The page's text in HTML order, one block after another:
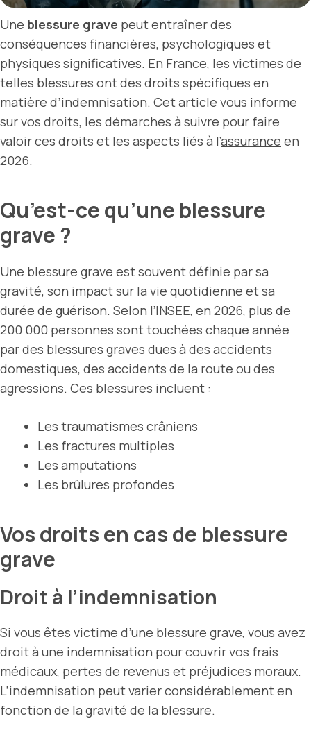
Une blessure grave peut entraîner des
conséquences financières, psychologiques et
physiques significatives. En France, les victimes de
telles blessures ont des droits spécifiques en
matière d’indemnisation. Cet article vous informe
sur vos droits, les démarches à suivre pour faire
valoir ces droits et les aspects liés à l’assurance en
2026.
Qu’est-ce qu’une blessure
grave ?
Une blessure grave est souvent définie par sa
gravité, son impact sur la vie quotidienne et sa
durée de guérison. Selon l’INSEE, en 2026, plus de
200 000 personnes sont touchées chaque année
par des blessures graves dues à des accidents
domestiques, des accidents de la route ou des
agressions. Ces blessures incluent :
Les traumatismes crâniens
Les fractures multiples
Les amputations
Les brûlures profondes
Vos droits en cas de blessure
grave
Droit à l’indemnisation
Si vous êtes victime d’une blessure grave, vous avez
droit à une indemnisation pour couvrir vos frais
médicaux, pertes de revenus et préjudices moraux.
L’indemnisation peut varier considérablement en
fonction de la gravité de la blessure.